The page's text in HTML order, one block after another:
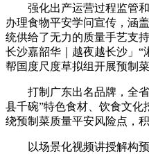
强化出产运营过程监管和
办理食物平安学问宣传，涵
统供给了无力的质量手艺支
长沙嘉韶华｜越夜越长沙」
帮国度尺度草拟组开展预制
打制广东出名品牌，全省
县千碗”特色食材、饮食文
绕预制菜质量平安风险点，
以场景化视频讲授解构预